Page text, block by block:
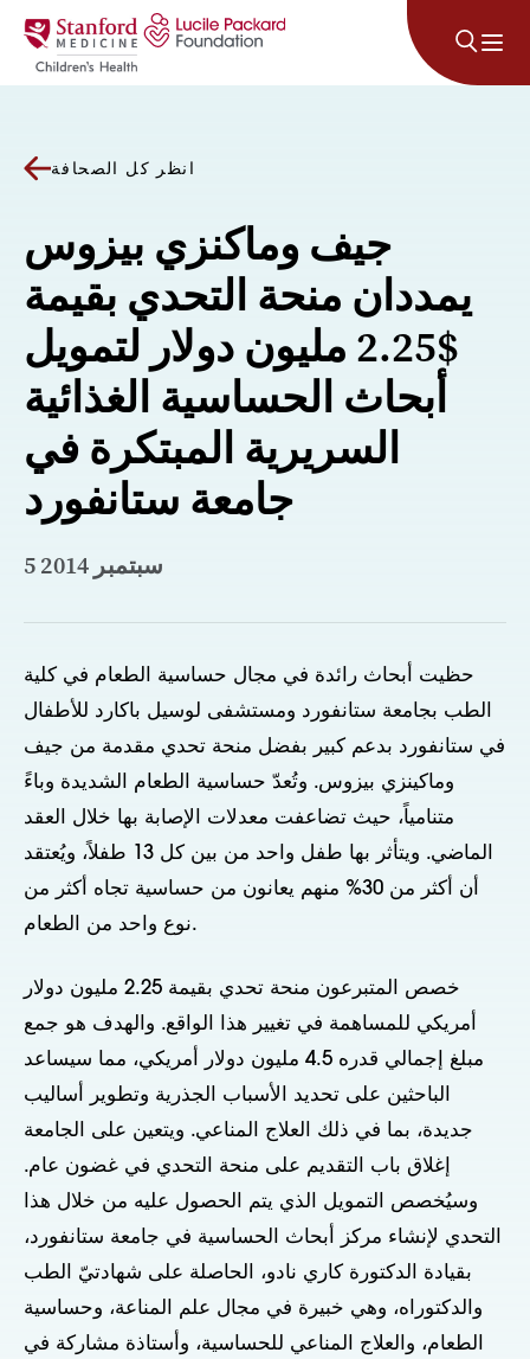
انتقل إلى المحتوى
انظر كل الصحافة
جيف وماكنزي بيزوس
يمددان منحة التحدي بقيمة
$2.25 مليون دولار لتمويل
أبحاث الحساسية الغذائية
السريرية المبتكرة في
جامعة ستانفورد
5 سبتمبر 2014
حظيت أبحاث رائدة في مجال حساسية الطعام في كلية
الطب بجامعة ستانفورد ومستشفى لوسيل باكارد للأطفال
في ستانفورد بدعم كبير بفضل منحة تحدي مقدمة من جيف
وماكينزي بيزوس. وتُعدّ حساسية الطعام الشديدة وباءً
متنامياً، حيث تضاعفت معدلات الإصابة بها خلال العقد
الماضي. ويتأثر بها طفل واحد من بين كل 13 طفلاً، ويُعتقد
أن أكثر من 30% منهم يعانون من حساسية تجاه أكثر من
نوع واحد من الطعام.
خصص المتبرعون منحة تحدي بقيمة 2.25 مليون دولار
أمريكي للمساهمة في تغيير هذا الواقع. والهدف هو جمع
مبلغ إجمالي قدره 4.5 مليون دولار أمريكي، مما سيساعد
الباحثين على تحديد الأسباب الجذرية وتطوير أساليب
جديدة، بما في ذلك العلاج المناعي. ويتعين على الجامعة
إغلاق باب التقديم على منحة التحدي في غضون عام.
وسيُخصص التمويل الذي يتم الحصول عليه من خلال هذا
التحدي لإنشاء مركز أبحاث الحساسية في جامعة ستانفورد،
بقيادة الدكتورة كاري نادو، الحاصلة على شهادتيّ الطب
والدكتوراه، وهي خبيرة في مجال علم المناعة، وحساسية
الطعام، والعلاج المناعي للحساسية، وأستاذة مشاركة في